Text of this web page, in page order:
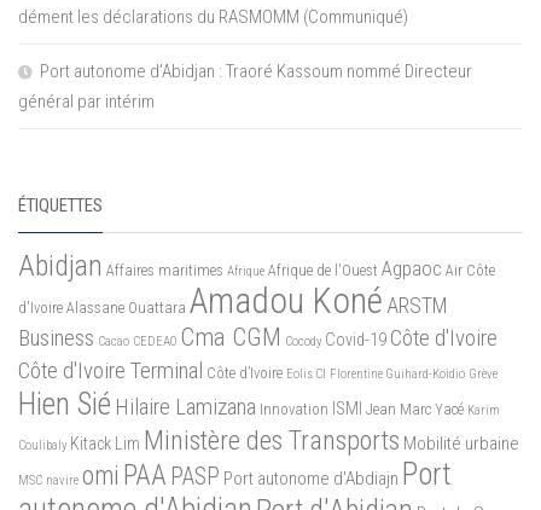
dément les déclarations du RASMOMM (Communiqué)
Port autonome d’Abidjan : Traoré Kassoum nommé Directeur
général par intérim
ÉTIQUETTES
Abidjan Affaires maritimes Afrique Afrique de l'Ouest Agpaoc Air Côte
d'Ivoire Alassane Ouattara Amadou Koné ARSTM
Business Cacao CEDEAO Cma CGM Cocody Covid-19 Côte d'Ivoire
Côte d'Ivoire Terminal Côte d’Ivoire Eolis CI Florentine Guihard-Koidio Grève
Hien Sié Hilaire Lamizana Innovation ISMI Jean Marc Yacé Karim
Coulibaly Kitack Lim Ministère des Transports Mobilité urbaine
MSC navire omi PAA PASP Port autonome d'Abdiajn Port